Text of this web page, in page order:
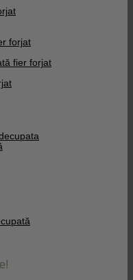
forjat
fier forjat